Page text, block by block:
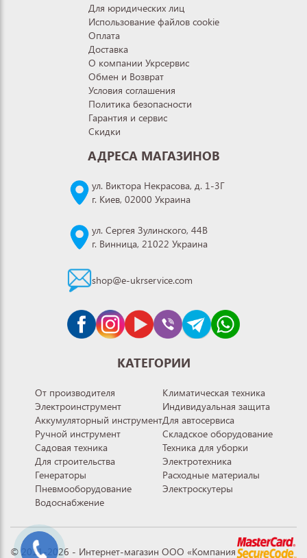
Для юридических лиц
Использование файлов cookie
Оплата
Доставка
О компании Укрсервис
Обмен и Возврат
Условия соглашения
Политика безопасности
Гарантия и сервис
Скидки
АДРЕСА МАГАЗИНОВ
ул. Виктора Некрасова, д. 1-3Г
г. Киев, 02000 Украина
ул. Сергея Зулинского, 44В
г. Винница, 21022 Украина
shop@e-ukrservice.com
КАТЕГОРИИ
От производителя
Электроинструмент
Аккумуляторный инструмент
Ручной инструмент
Садовая техника
Для строительства
Генераторы
Пневмооборудование
Водоснабжение
Климатическая техника
Индивидуальная защита
Для автосервиса
Складское оборудование
Техника для уборки
Электротехника
Расходные материалы
Электроскутеры
© 2011-2026 - Интернет-магазин ООО «Компания